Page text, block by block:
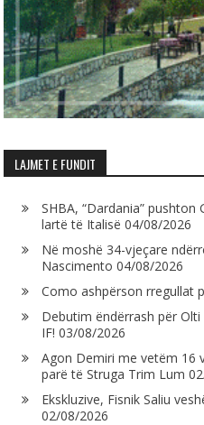
LAJMET E FUNDIT
SHBA, “Dardania”
lartë të Italisë 04/08/2026
Në moshë 34-vjeçare
Nascimento 04/08/2026
Como ashpërson rregullat
Debutim ëndërrash për
IF! 03/08/2026
Agon Demiri me vetëm 16
parë të Struga Trim Lum
Ekskluzive, Fisnik Saliu
02/08/2026